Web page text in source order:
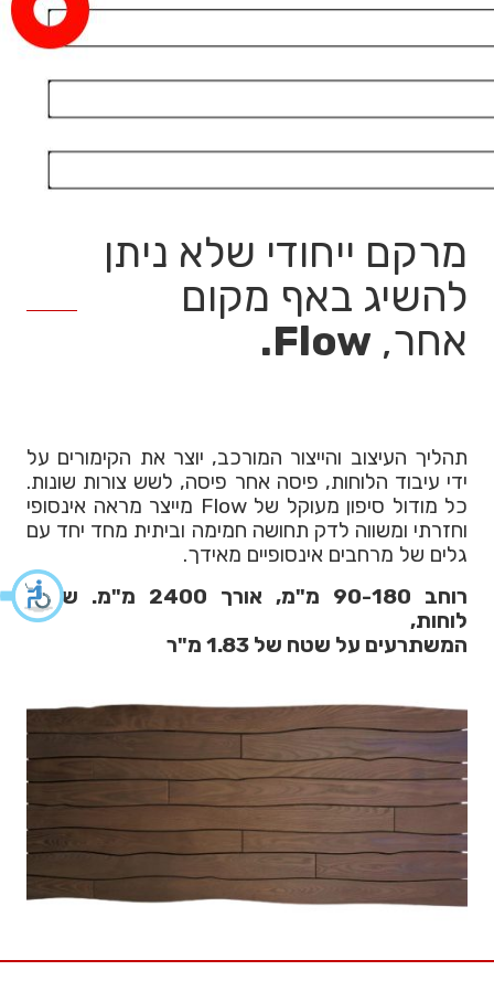
מרקם ייחודי שלא ניתן
להשיג באף מקום
אחר, Flow.
תהליך העיצוב והייצור המורכב, יוצר את הקימורים על
ידי עיבוד הלוחות, פיסה אחר פיסה, לשש צורות שונות.
כל מודול סיפון מעוקל של Flow מייצר מראה אינסופי
וחזרתי ומשווה לדק תחושה חמימה וביתית מחד יחד עם
גלים של מרחבים אינסופיים מאידך.
רוחב 90-180 מ"מ, אורך 2400 מ"מ. שישה
לוחות,
המשתרעים על שטח של 1.83 מ"ר